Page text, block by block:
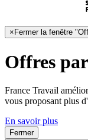
× Fermer la fenêtre
Offres
France Travail
vous proposant plus
En savoir plus
Fermer